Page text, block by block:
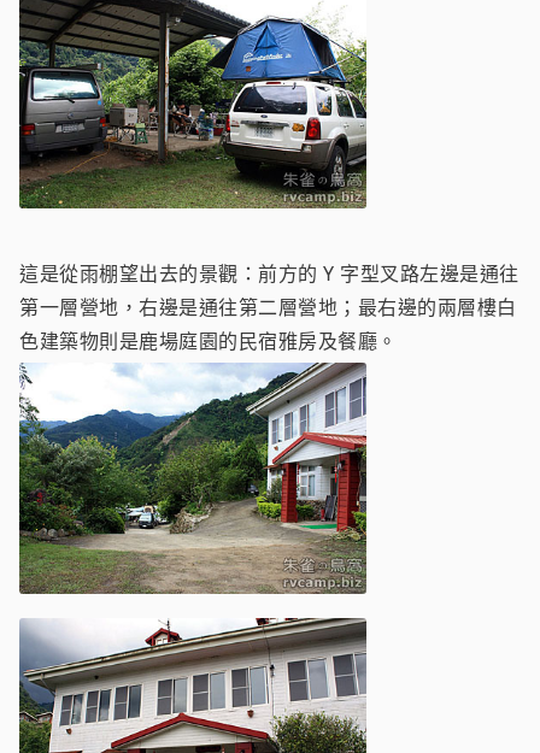
這是從雨棚望出去的景觀：前方的 Y 字型叉路左邊是通往
第一層營地，右邊是通往第二層營地；最右邊的兩層樓白
色建築物則是鹿場庭園的民宿雅房及餐廳。